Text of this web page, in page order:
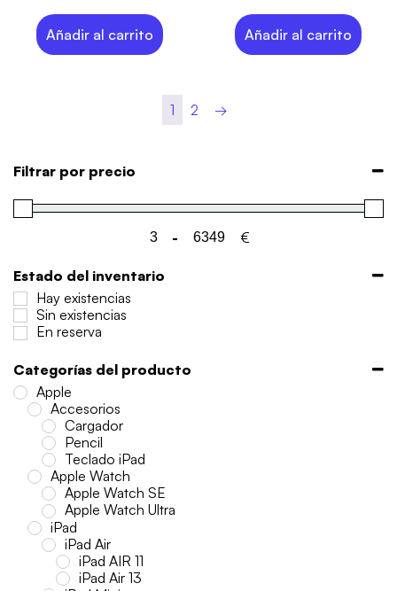
Añadir al carrito Añadir al carrito
1 2 →
Filtrar por precio
Minimum Price
- Maximum Price
€
Estado del inventario
Hay existencias
Sin existencias
En reserva
Categorías del producto
Apple
Accesorios
Cargador
Pencil
Teclado iPad
Apple Watch
Apple Watch SE
Apple Watch Ultra
iPad
iPad Air
iPad AIR 11
iPad Air 13